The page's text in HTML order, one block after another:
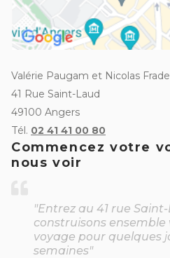
Valérie Paugam et Nicolas
​41 Rue Saint-Laud
​49100 Angers
​Tél. 02 41 41 00 80
Commencez votre
nous voir
"Entrez au 41 rue
construisons
voyage pour quelques
semaines"